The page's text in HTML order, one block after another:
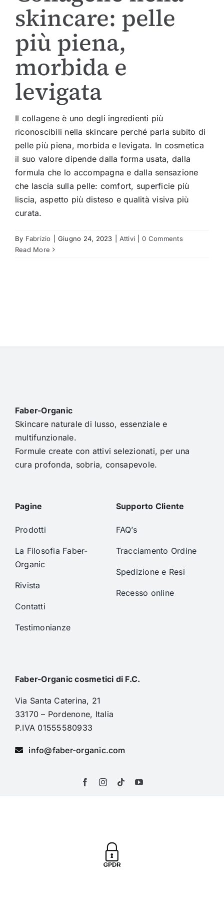
skincare: pelle
più piena,
morbida e
levigata
Il collagene è uno degli ingredienti più
riconoscibili nella skincare perché parla subito di
pelle più piena, morbida e levigata. In cosmetica
il suo valore dipende dalla forma usata, dalla
formula che lo accompagna e dalla sensazione
che lascia sulla pelle: comfort, superficie più
liscia, aspetto più disteso e qualità visiva più
curata.
By Fabrizio Giugno 24, 2023 Attivi
0 Comments
Read More
Faber-Organic
Skincare naturale di lusso, essenziale e
multifunzionale.
Formule create con attivi selezionati, per una
cura profonda, sobria, consapevole.
Pagine
Prodotti
La Filosofia Faber-
Organic
Rivista
Contatti
Testimonianze
Supporto Cliente
FAQ’s
Tracciamento Ordine
Spedizione e Resi
Recesso online
Faber-Organic cosmetici di F.C.
Via Santa Caterina, 21
33170 – Pordenone, Italia
P.IVA 01555580933
info@faber-organic.com